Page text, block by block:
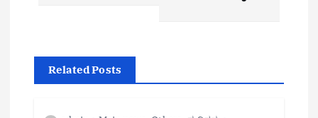
Related Posts